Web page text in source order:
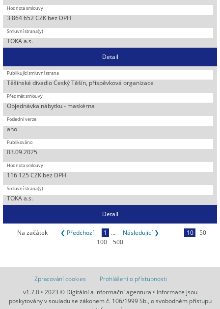
3 864 652 CZK bez DPH
TOKA a.s.
Detail
Těšínské divadlo Český Těšín, příspěvková organizace
Objednávka nábytku - maskérna
ano
03.09.2025
116 125 CZK bez DPH
TOKA a.s.
Detail
Na začátek ❮ Předchozí 1 ... Následující ❯ 10
50
100
500
Zpracování cookies
Prohlášení o přístupnosti
v1.7.0 • 2023 © Digitální a informační agentura • Informace jsou
poskytovány v souladu se zákonem č. 106/1999 Sb., o svobodném přístupu